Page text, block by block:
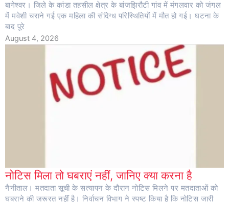
बागेश्वर। जिले के कांडा तहसील क्षेत्र के बांजझिरौटी गांव में मंगलवार को जंगल
में मवेशी चराने गई एक महिला की संदिग्ध परिस्थितियों में मौत हो गई। घटना के
बाद पूरे
August 4, 2026
नोटिस मिला तो घबराएं नहीं, जानिए क्या करना है
नैनीताल। मतदाता सूची के सत्यापन के दौरान नोटिस मिलने पर मतदाताओं को
घबराने की जरूरत नहीं है। निर्वाचन विभाग ने स्पष्ट किया है कि नोटिस जारी